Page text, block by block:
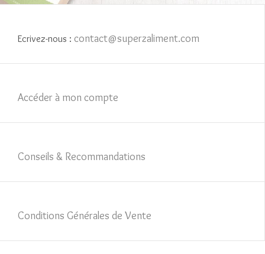
Ecrivez-nous : contact@superzaliment.com
Accéder à mon compte
Conseils & Recommandations
Conditions Générales de Vente